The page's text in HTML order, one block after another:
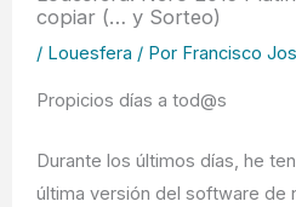
copiar (… y Sorteo)
/ Louesfera / Por Francisco
Propicios días a tod@s
Durante los últimos días, he
última versión del software de